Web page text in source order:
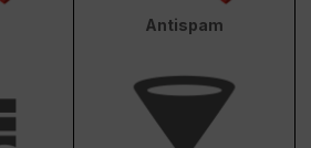
Antispam